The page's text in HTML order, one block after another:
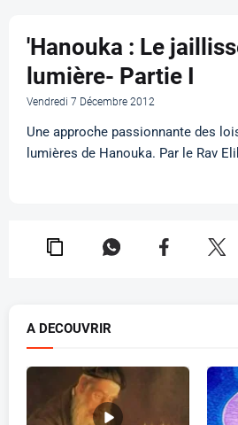
'Hanouka : Le
lumière- Partie I
Vendredi 7 Décembre 2012
Une approche passionnante des
lumières de Hanouka. Par le Rav
A DECOUVRIR